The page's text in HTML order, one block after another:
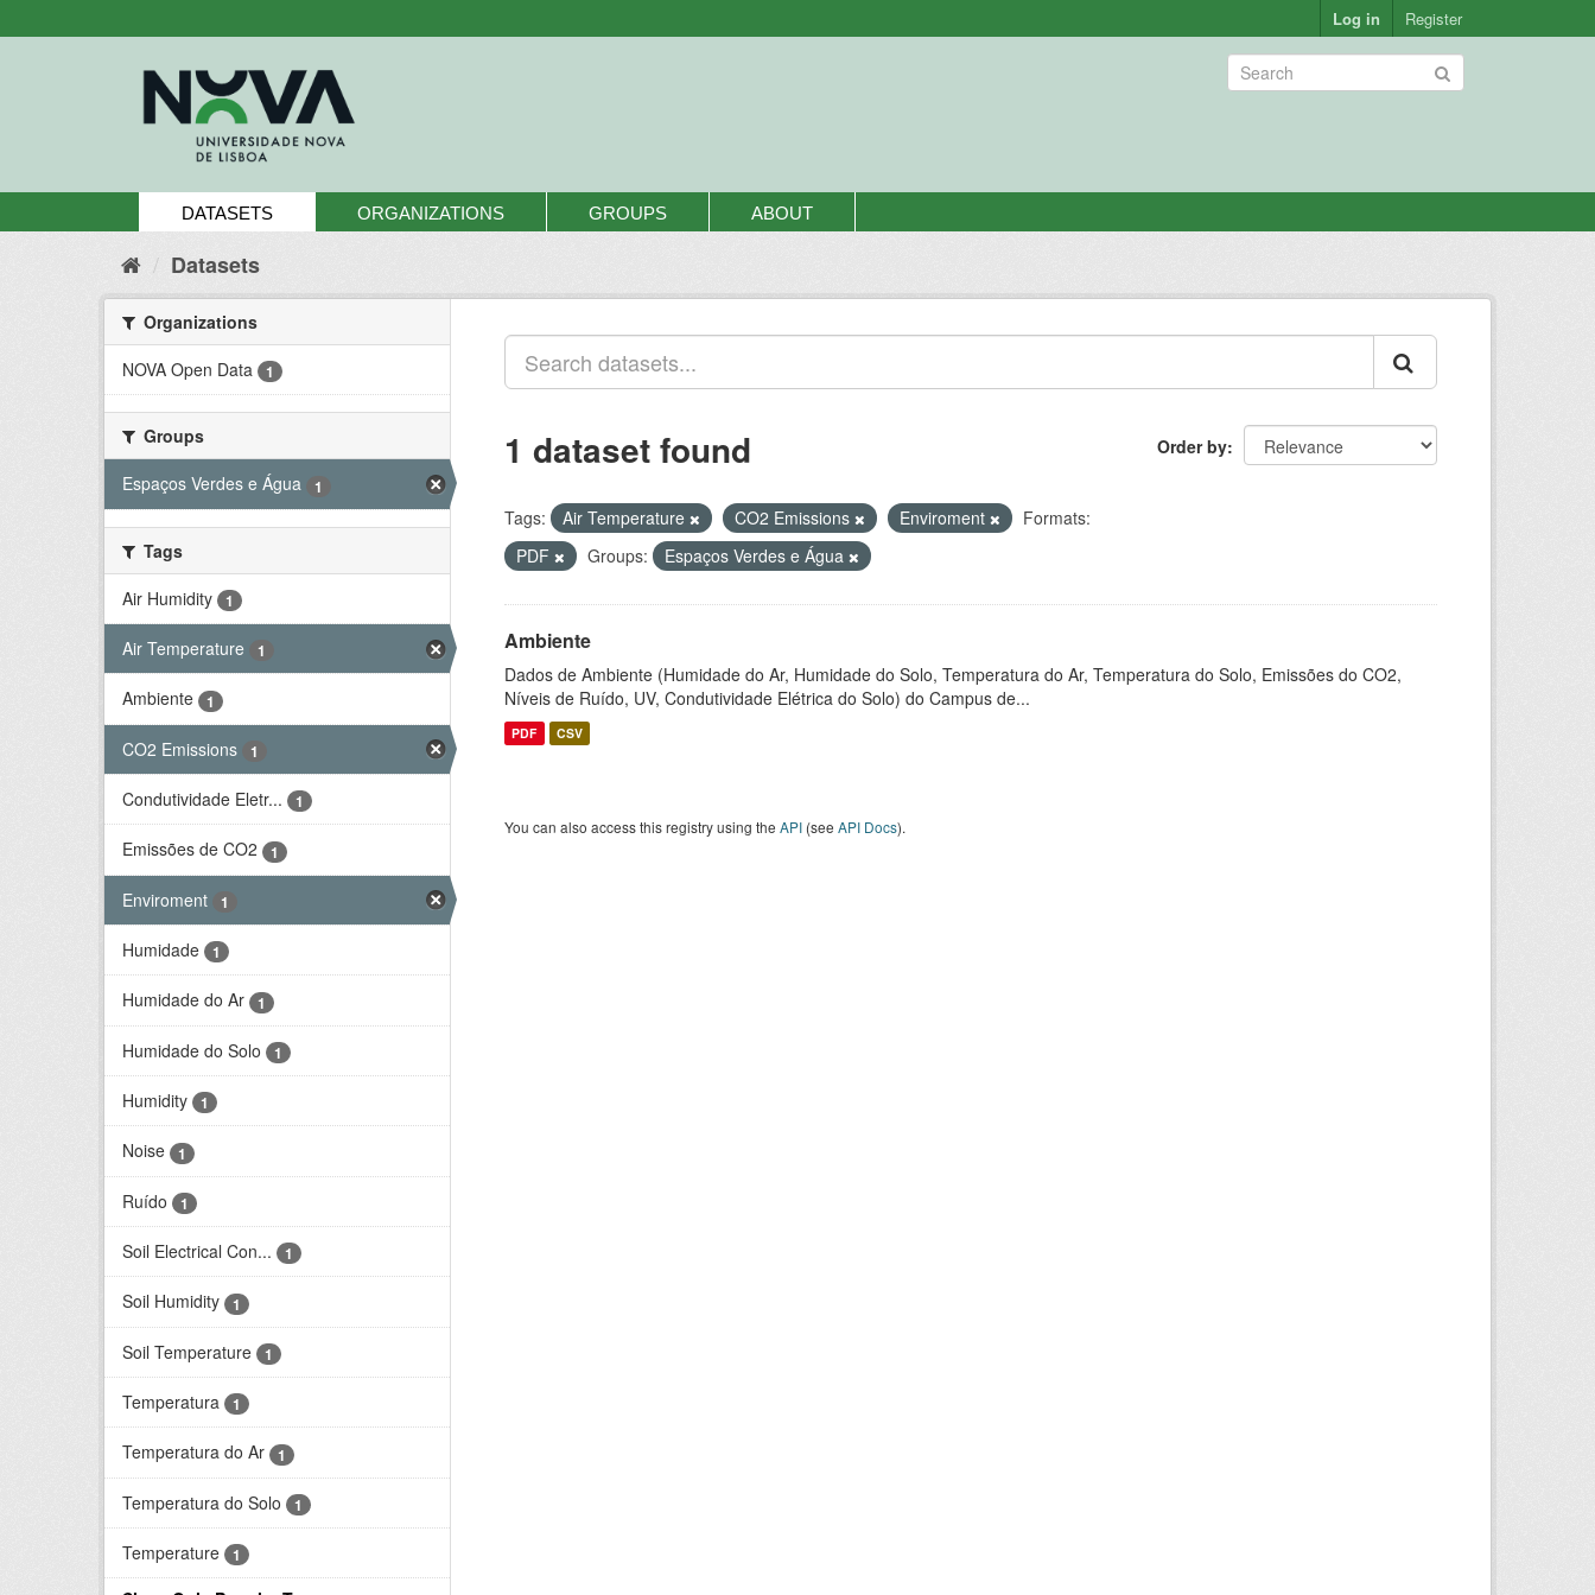
to
Log in Register
DATASETS ORGANIZATIONS GROUPS ABOUT
Datasets
Organizations
NOVA Open Data
1
Groups
Espaços Verdes e Água
1
Tags
Air Humidity
1
Air Temperature 1
Ambiente 1
CO2 Emissions 1
Condutividade Eletr... 1
Emissões de CO2 1
Enviroment 1
Humidade 1
Humidade do Ar 1
Humidade do Solo 1
Humidity 1
Noise 1
Ruído 1
Soil Electrical Con... 1
Soil Humidity 1
Soil Temperature 1
Temperatura 1
Temperatura do Ar 1
Temperatura do Solo 1
Temperature 1
Order by
1 dataset found
Tags: Air Temperature CO2 Emissions Enviroment
Formats:
PDF
Groups: Espaços Verdes e Água
Ambiente
Dados de Ambiente (Humidade do Ar, Humidade do Solo, Temperatura do Ar, Temperatura do Solo, Emissões do CO2,
Níveis de Ruído, UV, Condutividade Elétrica do Solo) do Campus de...
PDF CSV
You can also access this registry using the API (see API Docs).